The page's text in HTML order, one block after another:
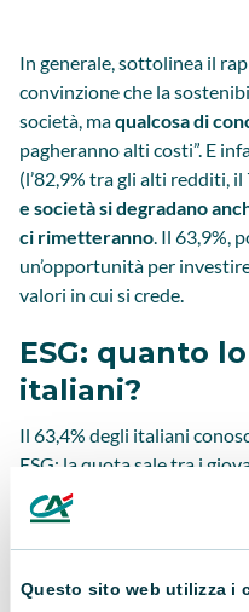
Questo sito web utilizza i
In generale, sottolinea il
convinzione che la
società, maqualcosa di
pagheranno alti costi”. E
(l’82,9% tra gli alti redditi,
e società si degradano
ci rimetteranno. Il 63,9%,
un’opportunità per
valori in cui si crede.
ESG: quanto
italiani?
Il 63,4% degli italiani
ESG: la quota sale tra i
Ma da dove prendono le
Innanzitutto, da radio e
quotidiani: ma se radio, tv
tra i senior, sono i social e